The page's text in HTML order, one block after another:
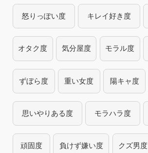
怒りっぽい度 キレイ好き度
オタク度 気分屋度 モラル度
ずぼら度 重い女度 陽キャ度
思いやりある度 モラハラ度
頑固度 負けず嫌い度 クズ男度